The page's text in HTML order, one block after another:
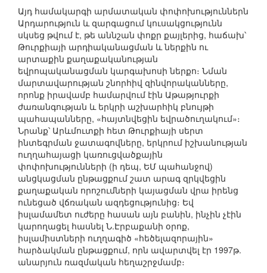
Այդ համակարգի արմատական փոփոխություններն
Արդարություն և զարգացում կուսակցությունն
սկսեց թվում է, թե աննշան փոքր քայլերից, հաճախ՝
Թուրքիայի արդիականացման և ներքին ու
արտաքին քաղաքականության
եվրոպականացման կարգախոսի ներքո։ Նման
մարտավարության շնորհիվ զինվորականները,
որոնք իրավամբ համարվում էին Աթաթյուրքի
ժառանգության և երկրի աշխարհիկ բնույթի
պահապանները, «հայտնվեցին եվրածուղակում»։
Նրանք՝ Արևմուտքի հետ Թուրքիայի սերտ
ինտեգրման ջատագովները, երկրում իշխանության
ուղղահայացի կառուցվածքային
փոփոխությունների (ի դեպ, ԵՄ պահանջով)
անցկացման ընթացքում շատ արագ զրկվեցին
քաղաքական որոշումների կայացման վրա իրենց
ունեցած վճռական ազդեցությունից։ Եվ
իսլամամետ ուժերը հասան այն բանին, ինչին չէին
կարողացել հասնել Ն.Էրբաքանի օրոք,
իսլամիստների ուղղագիծ «հեծելազորային»
հարձակման ընթացքում, որն ավարտվել էր 1997թ.
անարյուն ռազմական հեղաշրջմամբ։